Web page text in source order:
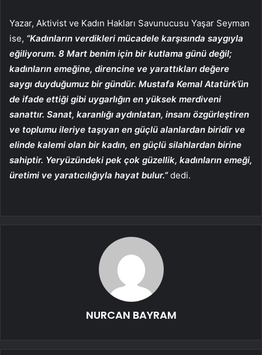
Yazar, Aktivist ve Kadın Hakları Savunucusu Yaşar Seyman
ise, “Kadınların verdikleri mücadele karşısında saygıyla
eğiliyorum. 8 Mart benim için bir kutlama günü değil;
kadınların emeğine, direncine ve yarattıkları değere
saygı duyduğumuz bir gündür. Mustafa Kemal Atatürk’ün
de ifade ettiği gibi uygarlığın en yüksek merdiveni
sanattır. Sanat, karanlığı aydınlatan, insanı özgürleştiren
ve toplumu ileriye taşıyan en güçlü alanlardan biridir ve
elinde kalemi olan bir kadın, en güçlü silahlardan birine
sahiptir. Yeryüzündeki pek çok güzellik, kadınların emeği,
üretimi ve yaratıcılığıyla hayat bulur.”dedi.
NURCAN BAYRAM